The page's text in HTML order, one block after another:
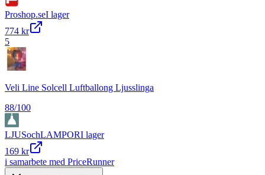
Proshop.seI lager
774 kr
5
Veli Line Solcell Luftballong Ljusslinga
88/100
LJUSochLAMPORI lager
169 kr
i samarbete med PriceRunner